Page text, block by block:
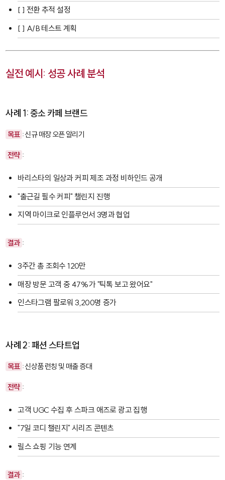
[ ] 전환 추적 설정
[ ] A/B 테스트 계획
실전 예시: 성공 사례 분석
사례 1: 중소 카페 브랜드
목표 : 신규 매장 오픈 알리기
전략 :
바리스타의 일상과 커피 제조 과정 비하인드 공개
"출근길 필수 커피" 챌린지 진행
지역 마이크로 인플루언서 3명과 협업
결과 :
3주간 총 조회수 120만
매장 방문 고객 중 47%가 "틱톡 보고 왔어요"
인스타그램 팔로워 3,200명 증가
사례 2: 패션 스타트업
목표 : 신상품 런칭 및 매출 증대
전략 :
고객 UGC 수집 후 스파크 애즈로 광고 집행
"7일 코디 챌린지" 시리즈 콘텐츠
릴스 쇼핑 기능 연계
결과 :